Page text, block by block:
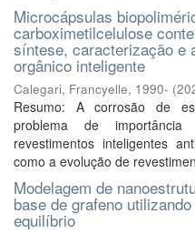
Microcápsulas
carboximetilcelulose
síntese, caracterização e
orgânico inteligente
Calegari, Francyelle, 1990- (
Resumo: A corrosão de
problema de
revestimentos inteligentes
como a evolução de
Modelagem de
base de grafeno
equilíbrio